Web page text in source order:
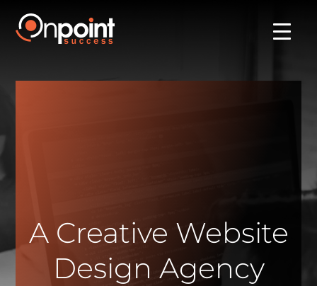
A Creative Website
Design Agency